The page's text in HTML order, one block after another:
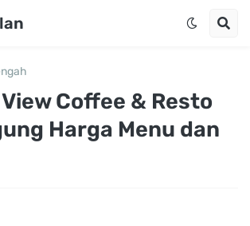
Coffee & Resto
Harga Menu dan